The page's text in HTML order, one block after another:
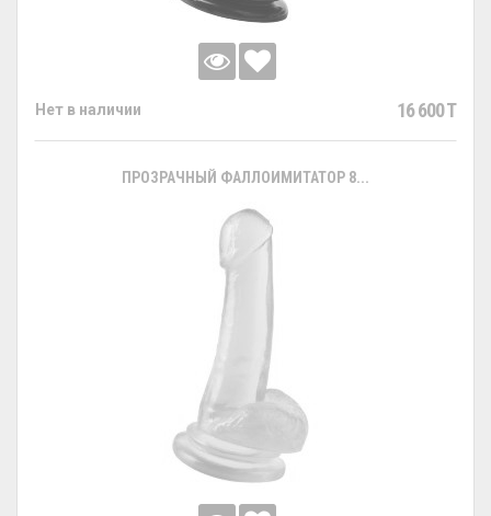
Нет в наличии 16 600 T
ПРОЗРАЧНЫЙ ФАЛЛОИМИТАТОР 8...